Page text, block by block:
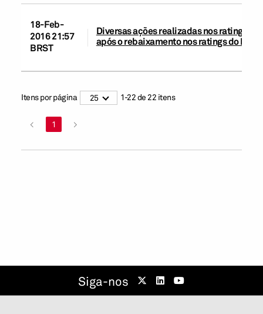
18-Feb-
2016 21:57
BRST
Diversas ações realizadas nos ratings
após o rebaixamento nos ratings do
Itens por página 25 1-22de 22 itens
< 1 >
Siga-nos